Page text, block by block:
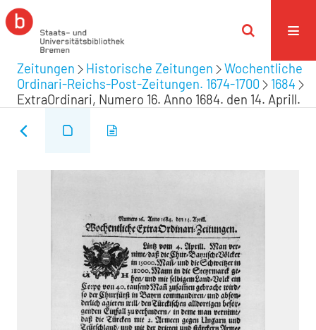
Zeitungen Historische Zeitungen
Wochentliche
Ordinari-Reichs-Post-Zeitungen. 1674-1700
1684
ExtraOrdinari, Numero 16. Anno 1684. den 14. Aprill.